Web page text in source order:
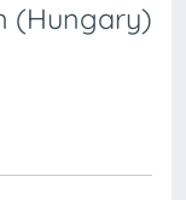
(Hungary)